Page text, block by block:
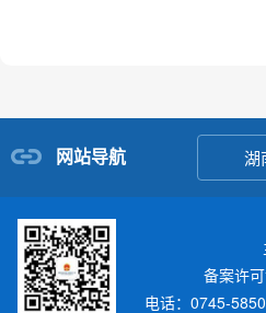
网站导航 湖
备案许
电话：0745-